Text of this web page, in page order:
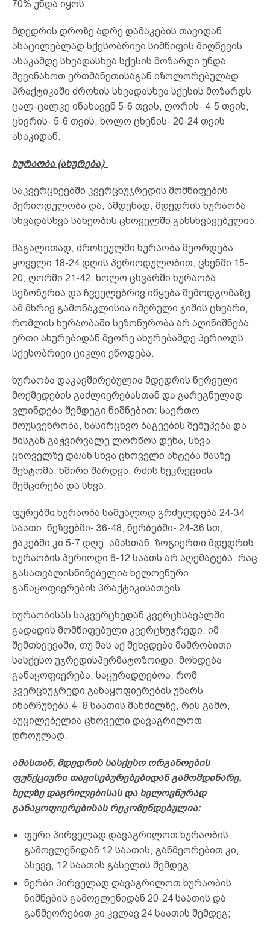
70% უნდა იყოს.
მდედრის დროზე ადრე დამაკების თავიდან
ასაცილებლად სქესობრივი სიმწიფის მიღწევის
ასაკამდე სხვადასხვა სქესის მოზარდი უნდა
შევინახოთ ერთმანეთისაგან იზოლორებულად.
პრაქტიკაში ძროხის სხვადასხვა სქესის მოზარდს
ცალ-ცალკე ინახავენ 5-6 თვის, ღორის- 4-5 თვის,
ცხვრის- 5-6 თვის, ხოლო ცხენის- 20-24 თვის
ასაკიდან.
ხურაობა (ახურება)
საკვერცხეებში კვერცხუჯრედის მომწიფების
პერიოდულობა და, ამდენად, მდედრის ხურაობა
სხვადასხვა სახეობის ცხოველში განსხვავებულია.
მაგალითად, ძროხეულში ხურაობა მეორდება
ყოველი 18-24 დღის პერიოდულობით, ცხენში 15-
20, ღორში 21-42, ხოლო ცხვარში ხურაობა
სეზონურია და ჩვეულებრივ იწყება შემოდგომაზე.
ამ მხრივ გამონაკლისია იმერული ჯიშის ცხვარი,
რომლის ხურაობაში სეზონურობა არ აღინიშნება.
ერთი ახურებიდან მეორე ახურებამდე პერიოდს
სქესობრივი ციკლი ეწოდება.
ხურაობა დაკავშირებულია მდედრის ნერვული
მოქმედების გაძლიერებასთან და გარეგნულად
ვლინდება შემდეგი ნიშნებით: საერთო
მოუსვენრობა, სასირცხვო ბაგეების შეშუპება და
მისგან გაჭვირვალე ლორწოს დენა, სხვა
ცხოველზე და/ან სხვა ცხოველი ახტება მასზე
შეხტომა, ხშირი შარდვა, რძის სეკრეციის
შემცირება და სხვა.
ფურებში ხურაობა საშუალოდ გრძელდება 24-34
საათი, ნეზვებში- 36-48, ნერბებში- 24-36 სთ,
ჭაკებში კი 5-7 დღე. ამასთან, ზოგიერთი მდედრის
ხურაობის პერიოდი 6-12 საათს არ აღემატება, რაც
გასათვალისწინებელია ხელოვნური
განაყოფიერების პრაქტიკისათვის.
ხურაობისას საკვერცხედან კვერცხსავალში
გადადის მომწიფებული კვერცხუჯრედი. იმ
შემთხვევაში, თუ მას აქ შეხვდება მამრობითი
სასქესო უჯრედისპერმატოზოიდი, მოხდება
განაყოფიერება. საყურადღებოა, რომ
კვერცხუჯრედი განაყოფიერების უნარს
ინარჩუნებს 4- 8 საათის მანძილზე, რის გამო,
აუცილებელია ცხოველი დავაგრილოთ
დროულად.
ამასთან, მდედრის სასქესო ორგანოების
ფუნქციური თავისებურებებიდან გამომდინარე,
ხელზე დაგრილებისას და ხელოვნურად
განაყოფიერებისას რეკომენდებულია:
ფური პირველად დავაგრილოთ ხურაობის
გამოვლენიდან 12 საათის, განმეორებით კი,
ასევე, 12 საათის გასვლის შემდეგ;
ნერბი პირველად დავაგრილოთ ხურაობის
ნიშნების გამოვლენიდან 20-24 საათის და
განმეორებით კი კვლავ 24 საათის შემდეგ;